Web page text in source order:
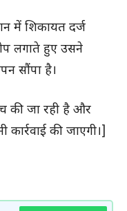
में शिकायत दर्ज
लगाते हुए उसने
सौंपा है।
की जा रही है और
की जाएगी।]